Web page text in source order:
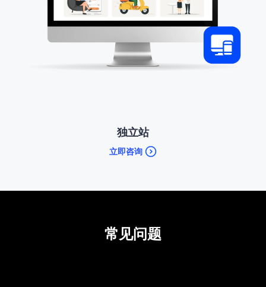
独立站
立即咨询
常见问题